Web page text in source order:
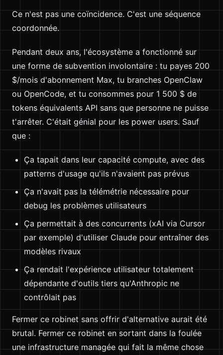
Ce n'est pas une coïncidence. C'est une séquence
coordonnée.
Pendant deux ans, l'écosystème a fonctionné sur
une forme de subvention involontaire : tu payes 200
$/mois d'abonnement Max, tu branches OpenClaw
ou OpenCode, et tu consommes pour 1 500 $ de
tokens équivalents API sans que personne ne puisse
t'arrêter. C'était génial pour les power users. Sauf
que :
Ça tapait dans leur capacité compute, avec des
patterns d'usage qu'ils n'avaient pas prévus
Ça n'avait pas la télémétrie nécessaire pour
debug les problèmes utilisateurs
Ça permettait à des concurrents (xAI via Cursor
par exemple) d'utiliser Claude pour entraîner des
modèles rivaux
Ça rendait l'expérience utilisateur totalement
dépendante d'outils tiers qu'Anthropic ne
contrôlait pas
Fermer ce robinet sans offrir d'alternative aurait été
brutal. Fermer ce robinet en sortant dans la foulée
une infrastructure managée qui fait la même chose